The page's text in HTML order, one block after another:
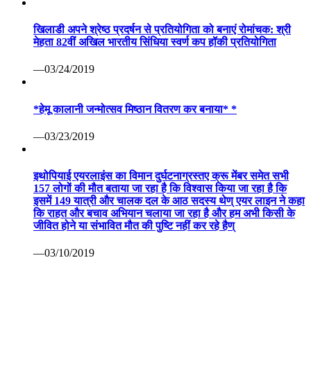
खिलाडी अपने श्रेष्ठ प्रदर्षन से प्रतियोगिता को बनाएं रोमांचक: श्री
मेहता 82वीं अखिल भारतीय सिंधिया स्वर्ण कप हॉकी प्रतियोगिता
—03/24/2019
*हेमू कालानी जन्मोत्सव मिष्ठान वितरण कर बनाया* *
—03/23/2019
इथोपियाई एयरलाइंस का विमान दुर्घटनाग्रस्तए क्रू मेंबर समेत सभी
157 लोगों की मौत बताया जा रहा है कि विश्वास किया जा रहा है कि
इसमें 149 यात्री और चालक दल के आठ सदस्य थेण् एयर लाइन ने कहा
कि राहत और बचाव अभियान चलाया जा रहा है और हम अभी किसी के
जीवित होने या संभावित मौत की पुष्टि नहीं कर रहे हैण्
—03/10/2019